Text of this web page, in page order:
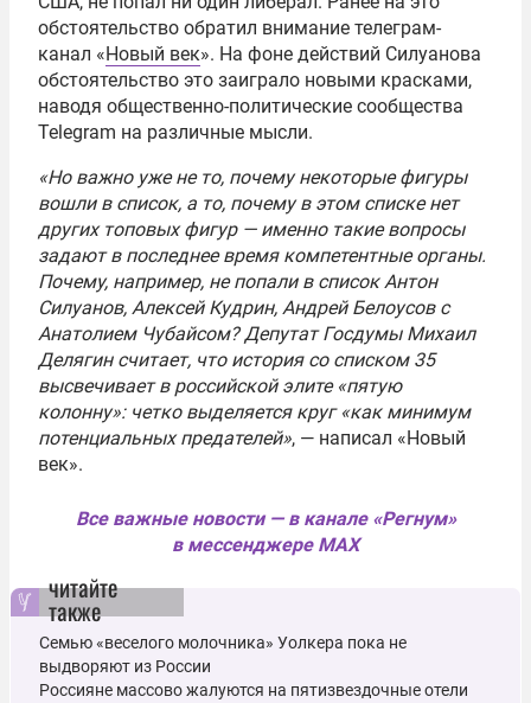
обстоятельство обратил внимание телеграм-
канал «Новый век». На фоне действий Силуанова
обстоятельство это заиграло новыми красками,
наводя общественно-политические сообщества
Telegram на различные мысли.
«Но важно уже не то, почему некоторые фигуры
вошли в список, а то, почему в этом списке нет
других топовых фигур — именно такие вопросы
задают в последнее время компетентные органы.
Почему, например, не попали в список Антон
Силуанов, Алексей Кудрин, Андрей Белоусов с
Анатолием Чубайсом? Депутат Госдумы Михаил
Делягин считает, что история со списком 35
высвечивает в российской элите «пятую
колонну»: четко выделяется круг «как минимум
потенциальных предателей», — написал «Новый
век».
Все важные новости — в канале «Регнум»
в мессенджере MAX
читайте
также
Семью «веселого молочника» Уолкера пока не
выдворяют из России
Россияне массово жалуются на пятизвездочные отели